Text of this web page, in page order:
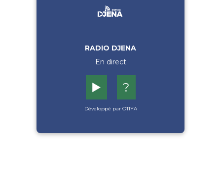
RADIO DJENA
En direct
▶️ ?
Développé par OTIYA